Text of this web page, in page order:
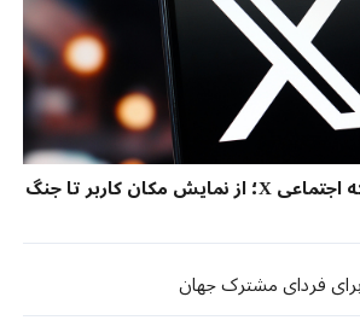
بحران اعتماد در شبکه اجتماعی X؛ از نمایش مکان کاربر تا جنگ
فردای مشترک جهان